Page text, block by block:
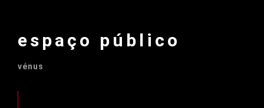
espaço público
vénus